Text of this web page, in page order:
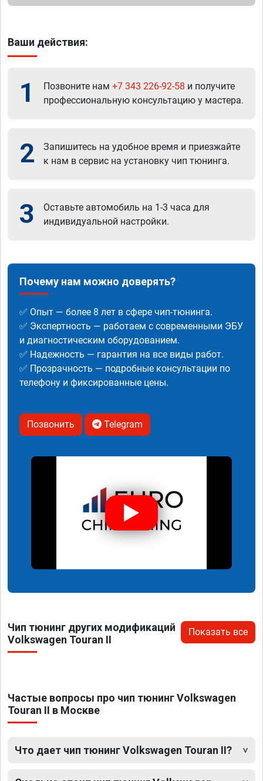
Ваши действия:
1 Позвоните нам +7 343 226-92-58 и получите
профессиональную консультацию у мастера.
2
Запишитесь на удобное время и приезжайте
к нам в сервис на установку чип тюнинга.
3
Оставьте автомобиль на 1-3 часа для
индивидуальной настройки.
Почему нам можно доверять?
✅ Опыт — более 8 лет в сфере чип-тюнинга.
✅ Экспертность — работаем с современными ЭБУ
и диагностическим оборудованием.
✅ Надежность — гарантия на все виды работ.
✅ Прозрачность — подробные консультации по
телефону и фиксированные цены.
Позвонить Telegram
Чип тюнинг других модификаций
Volkswagen Touran II
Показать все
Частые вопросы про чип тюнинг Volkswagen
Touran II в Москве
Что дает чип тюнинг Volkswagen Touran II?